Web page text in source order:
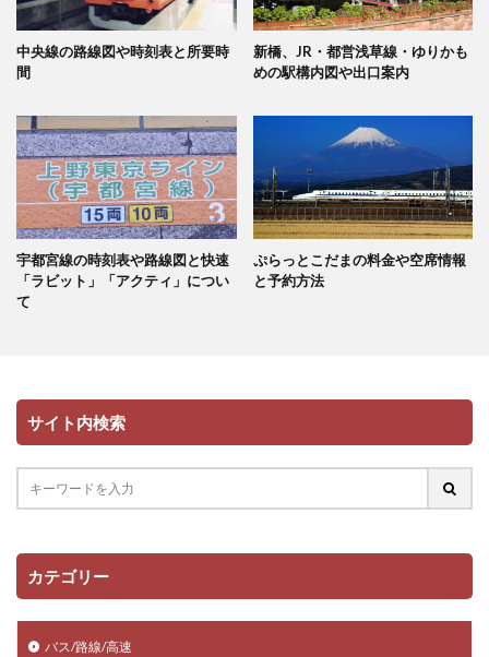
中央線の路線図や時刻表と所要時
間
新橋、JR・都営浅草線・ゆりかも
めの駅構内図や出口案内
宇都宮線の時刻表や路線図と快速
「ラビット」「アクティ」につい
て
ぷらっとこだまの料金や空席情報
と予約方法
サイト内検索
カテゴリー
バス/路線/高速